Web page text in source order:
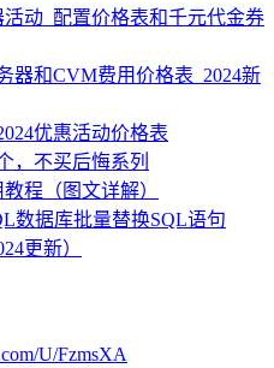
动_配置价格表和千元代金券
器和CVM费用价格表_2024新
优惠活动价格表
，不买后悔系列
程（图文详解）
数据库批量替换SQL语句
更新）
U/FzmsXA